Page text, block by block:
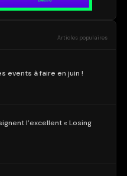
Articles populaires
events à faire en juin !
l’excellent « Losing